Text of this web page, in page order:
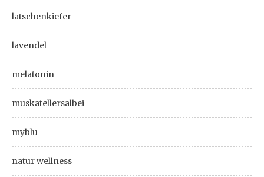
latschenkiefer
lavendel
melatonin
muskatellersalbei
myblu
natur wellness